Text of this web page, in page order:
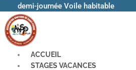
demi-journée Voile habitable
ACCUEIL
STAGES VACANCES